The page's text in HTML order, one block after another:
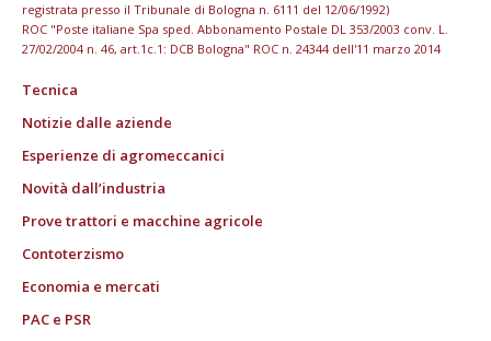
registrata presso il Tribunale di Bologna n. 6111 del 12/06/1992)
ROC "Poste italiane Spa sped. Abbonamento Postale DL 353/2003 conv. L.
27/02/2004 n. 46, art.1c.1: DCB Bologna" ROC n. 24344 dell'11 marzo 2014
Tecnica
Notizie dalle aziende
Esperienze di agromeccanici
Novità dall’industria
Prove trattori e macchine agricole
Contoterzismo
Economia e mercati
PAC e PSR